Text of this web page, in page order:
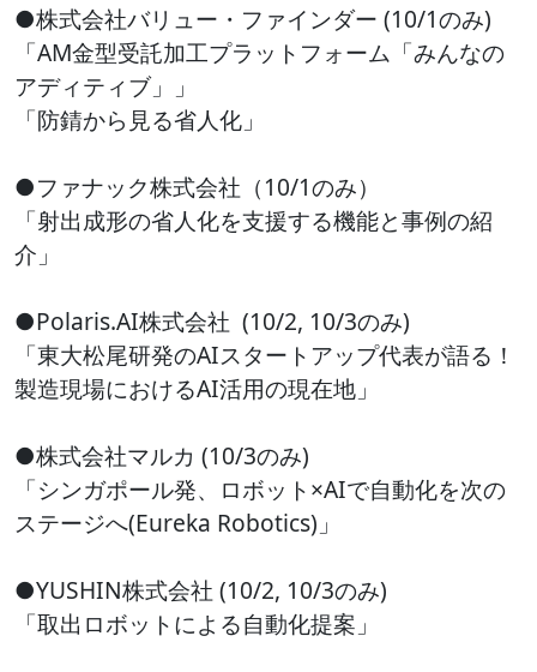
●株式会社バリュー・ファインダー (10/1のみ)
「AM金型受託加工プラットフォーム「みんなの
アディティブ」」
「防錆から見る省人化」
●ファナック株式会社（10/1のみ）
「射出成形の省人化を支援する機能と事例の紹
介」
●Polaris.AI株式会社 (10/2, 10/3のみ)
「東大松尾研発のAIスタートアップ代表が語る！
製造現場におけるAI活用の現在地」
●株式会社マルカ (10/3のみ)
「シンガポール発、ロボット×AIで自動化を次の
ステージへ(Eureka Robotics)」
●YUSHIN株式会社 (10/2, 10/3のみ)
「取出ロボットによる自動化提案」